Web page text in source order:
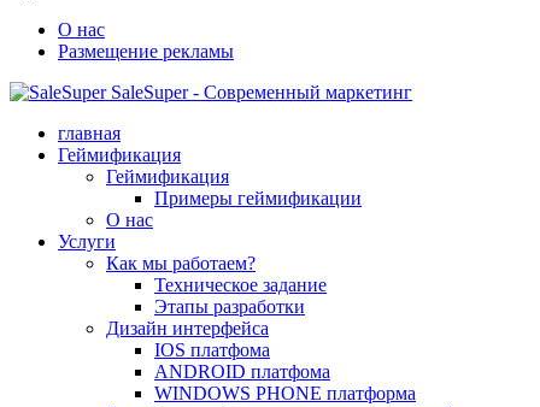
О нас
Размещение рекламы
SaleSuper - Современный маркетинг
главная
Геймификация
Геймификация
Примеры геймификации
О нас
Услуги
Как мы работаем?
Техническое задание
Этапы разработки
Дизайн интерфейса
IOS платфома
ANDROID платфома
WINDOWS PHONE платформа